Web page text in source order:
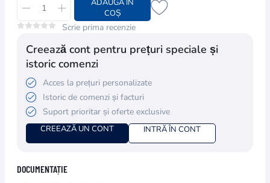
ADAUGĂ ÎN
COȘ
Scrie prima recenzie
Creează cont pentru prețuri speciale și
istoric comenzi
Acces la prețuri personalizate
Istoric de comenzi și facturi
Suport prioritar și oferte exclusive
CREEAZĂ UN CONT INTRĂ ÎN CONT
DOCUMENTAȚIE